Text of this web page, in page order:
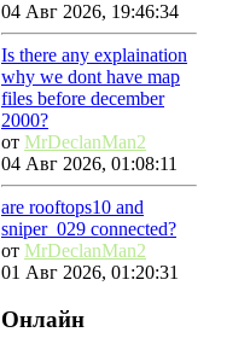
04 Авг 2026, 19:46:34
Is there any explaination
why we dont have map
files before december
2000?
от MrDeclanMan2
04 Авг 2026, 01:08:11
are rooftops10 and
sniper_029 connected?
от MrDeclanMan2
01 Авг 2026, 01:20:31
Онлайн